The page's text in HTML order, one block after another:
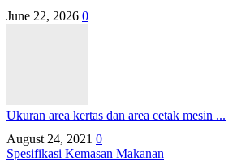
June 22, 2026 0
Ukuran area kertas dan area cetak mesin ...
August 24, 2021 0
Spesifikasi Kemasan Makanan